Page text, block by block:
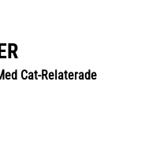
Cat-Relaterade